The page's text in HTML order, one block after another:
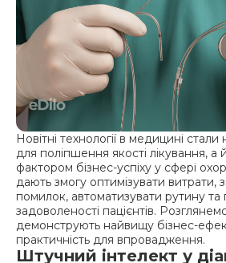
Новітні технології в медицині
для поліпшення якості лікування,
фактором бізнес-успіху у сфері
дають змогу оптимізувати витрати,
помилок, автоматизувати рутину та
задоволеності пацієнтів. Розглянемо
демонструють найвищу бізнес-
практичність для впровадження.
Штучний інтелект у